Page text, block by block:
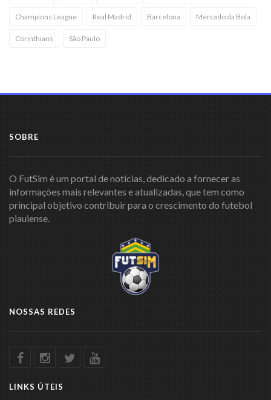
Champions League Real Madrid Barcelona Mercado da Bola
Corinthians São Paulo
SOBRE
O FutSim é um portal de notícias, dedicado a fornecer as
informações mais relevantes e atualizadas, que tem como
principal objetivo contribuir para o crescimento do futebol
piauiense.
NOSSAS REDES
LINKS ÚTEIS